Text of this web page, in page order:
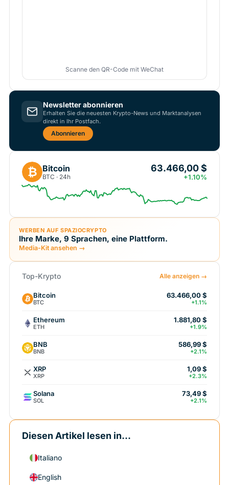
Scanne den QR-Code mit WeChat
Newsletter abonnieren
Erhalten Sie die neuesten Krypto-News und Marktanalysen
direkt in Ihr Postfach.
Abonnieren
₿ Bitcoin
BTC · 24h
63.466,00 $
+1.10%
WERBEN AUF SPAZIOCRYPTO
Ihre Marke, 9 Sprachen, eine Plattform.
Media-Kit ansehen →
Top-Krypto Alle anzeigen →
Bitcoin
BTC
63.466,00 $
+1.1%
Ethereum
ETH
1.881,80 $
+1.9%
BNB
BNB
586,99 $
+2.1%
XRP
XRP
1,09 $
+2.3%
Solana
SOL
73,49 $
+2.1%
Diesen Artikel lesen in...
Italiano
English